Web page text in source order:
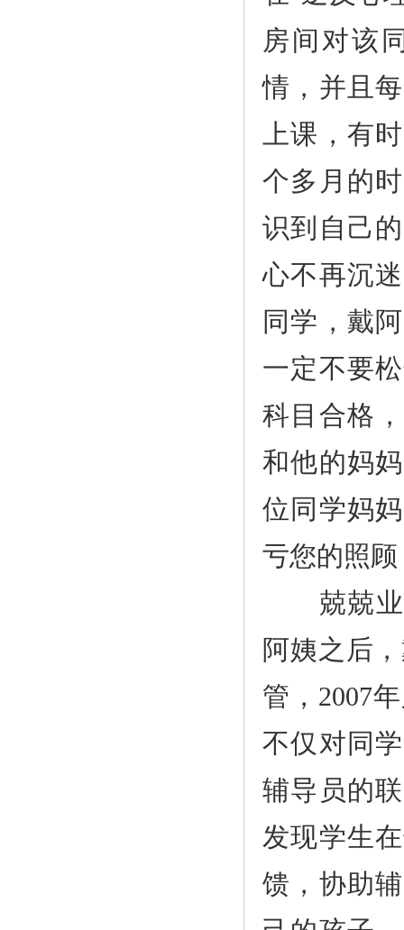
房间对该
情，并且
上课，有
个多月的
识到自己
心不再沉
同学，戴
一定不要
科目合格
和他的妈
位同学妈
亏您的照
兢兢业
阿姨之后
管，2007
不仅对同
辅导员的
发现学生
馈，协助